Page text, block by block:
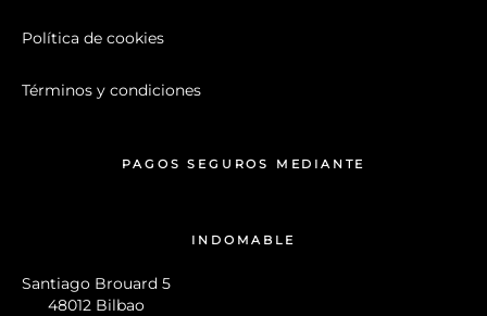
Política de cookies
Términos y condiciones
PAGOS SEGUROS MEDIANTE
INDOMABLE
Santiago Brouard 5
48012 Bilbao